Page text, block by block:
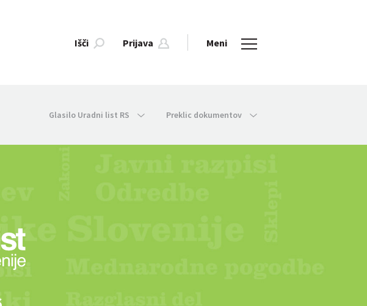
Išči Prijava Meni
Glasilo Uradni list RS Preklic dokumentov